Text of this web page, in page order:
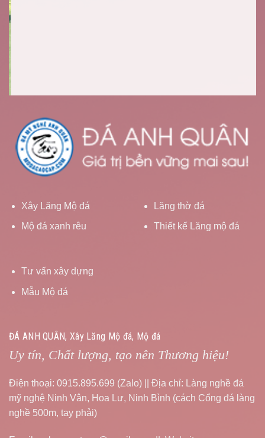
Xây Lăng Mộ đá
Mộ đá xanh rêu
Lăng thờ đá
Thiết kế Lăng mộ đá
Tư vấn xây dựng
Mẫu Mộ đá
ĐÁ ANH QUÂN, Xây Lăng Mộ đá, Mộ đá
Uy tín, Chất lượng, tạo nên Thương hiệu!
Điện thoại: 0915.895.699 (Zalo) || Địa chỉ: Làng nghề đá
mỹ nghệ Ninh Vân, Hoa Lư, Ninh Bình (cách Cổng đá làng
nghề 500m, tay phải)